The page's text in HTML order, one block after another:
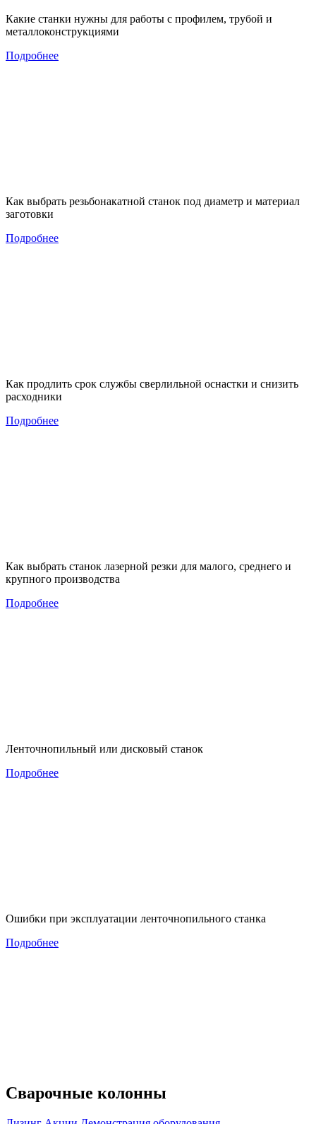
Какие станки нужны для работы с профилем, трубой и
металлоконструкциями
Подробнее
Как выбрать резьбонакатной станок под диаметр и материал
заготовки
Подробнее
Как продлить срок службы сверлильной оснастки и снизить
расходники
Подробнее
Как выбрать станок лазерной резки для малого, среднего и
крупного производства
Подробнее
Ленточнопильный или дисковый станок
Подробнее
Ошибки при эксплуатации ленточнопильного станка
Подробнее
Сварочные колонны